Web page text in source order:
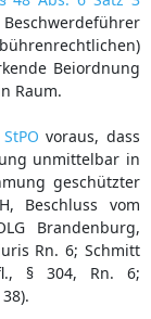
Beiordnung
Raum.
voraus, dass
unmittelbar in
geschützter
Beschluss vom
Brandenburg,
Rn. 6; Schmitt
§ 304, Rn. 6;